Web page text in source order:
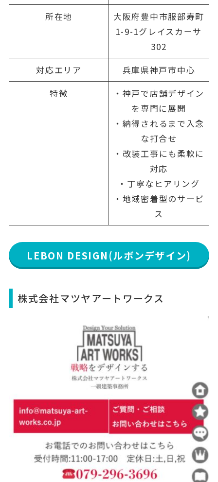
所在地
大阪府豊中市服部寿町
1-9-1グレイスカーサ
302
対応エリア
兵庫県神戸市中心
特徴
・神戸で店舗デザイン
を専門に展開
・納得されるまで入念
な打合せ
・改装工事にも柔軟に
対応
・丁寧なヒアリング
・地域密着型のサービ
ス
LEBON DESIGN(ルボンデザイン)
株式会社マツヤアートワークス